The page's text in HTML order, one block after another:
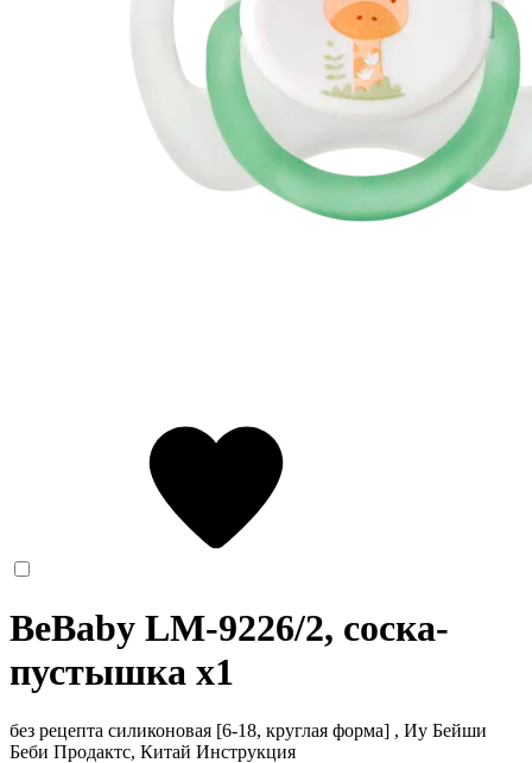
BeBaby LM-9226/2, соска-
пустышка x1
без рецепта силиконовая [6-18, круглая форма] , Иу Бейши
Беби Продактс, Китай Инструкция